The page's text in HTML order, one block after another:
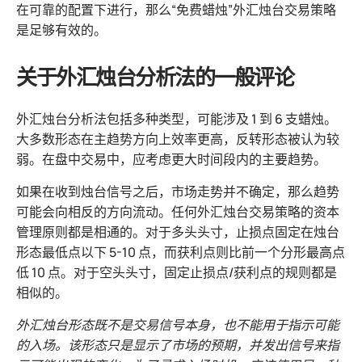
在可靠的配置下进行，那么“免费蜡烛”外汇烛台交易策略
是足够有效的。
关于外汇烛台分析法的一般评论
外汇烛台分析法包括多种类型，可能涉及 1 到 6 支蜡烛。
大多数形态在主趋势方向上效率更高，反转形态被认为较
弱。在盘中交易中，应考虑更大时间段内的主要趋势。
如果在收到烛台信号之后，市场走势并不确定，那么趋势
可能会向相反的方向流动。任何外汇烛台交易策略的资本
管理原则都是相通的。对于多头头寸，止损点固定在烛台
形态最低点以下 5-10 点，而获利点则比前一个分形最高点
低 10 点。对于空头头寸，固定止损点/获利点的规则都是
相似的。
外汇烛台形态既不是交易信号本身，也不能用于指示可能
的入场。该形态只是显示了市场的预期，并发出信号来指